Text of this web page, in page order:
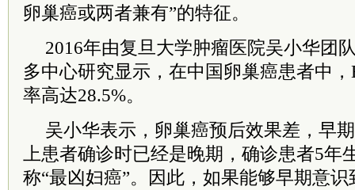
卵巢癌或两者兼有”的特征。
2016年由复旦大学肿瘤医院吴小华团
多中心研究显示，在中国卵巢癌患者中
率高达28.5%。
吴小华表示，卵巢癌预后效果差，早
上患者确诊时已经是晚期，确诊患者5年
称“最凶妇癌”。因此，如果能够早期意